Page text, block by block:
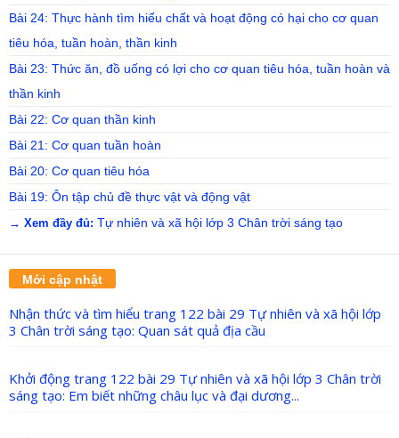
Bài 24: Thực hành tìm hiểu chất và hoạt động có hại cho cơ quan
tiêu hóa, tuần hoàn, thần kinh
Bài 23: Thức ăn, đồ uống có lợi cho cơ quan tiêu hóa, tuần hoàn và
thần kinh
Bài 22: Cơ quan thần kinh
Bài 21: Cơ quan tuần hoàn
Bài 20: Cơ quan tiêu hóa
Bài 19: Ôn tập chủ đề thực vật và động vật
→ Xem đầy đủ: Tự nhiên và xã hội lớp 3 Chân trời sáng tạo
Mới cập nhật
Nhận thức và tìm hiểu trang 122 bài 29 Tự nhiên và xã hội lớp
3 Chân trời sáng tạo: Quan sát quả địa cầu
Khởi động trang 122 bài 29 Tự nhiên và xã hội lớp 3 Chân trời
sáng tạo: Em biết những châu lục và đại dương...